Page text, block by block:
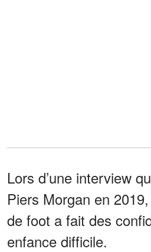
Lors d’une interview
Piers Morgan en
de foot a fait des
enfance difficile.